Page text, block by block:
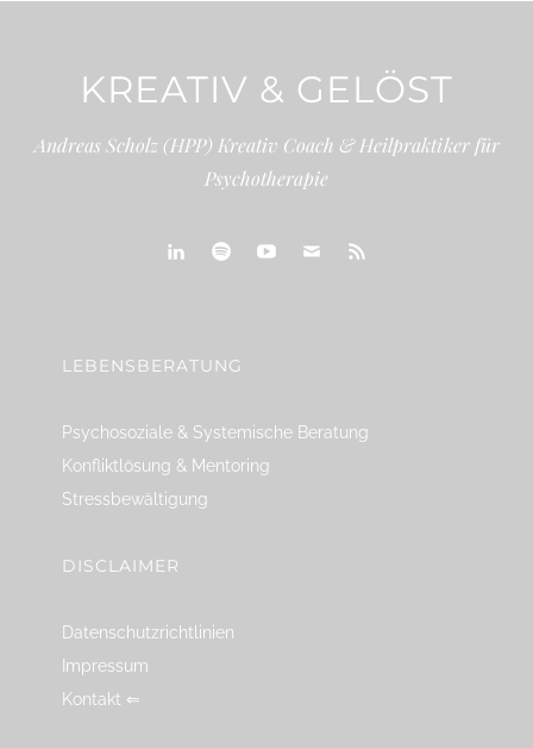
KREATIV & GELÖST
Andreas Scholz (HPP) Kreativ Coach & Heilpraktiker für
Psychotherapie
LEBENSBERATUNG
Psychosoziale & Systemische Beratung
Konfliktlösung & Mentoring
Stressbewältigung
DISCLAIMER
Datenschutzrichtlinien
Impressum
Kontakt ⇐